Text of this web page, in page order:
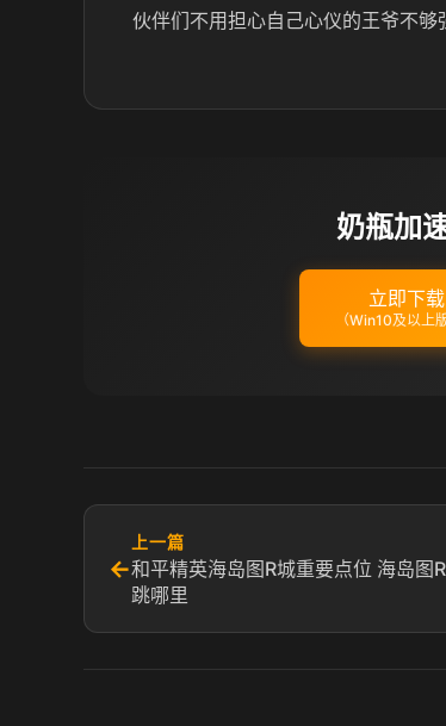
伙伴们不用担心自己心仪的王爷不够
奶瓶加
立即下载
（Win10及以上
←
上一篇
和平精英海岛图R城重要点位 海岛图
跳哪里